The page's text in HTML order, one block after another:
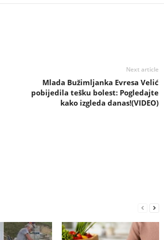
Next article
Mlada Bužimljanka Evresa Velić
pobijedila tešku bolest: Pogledajte
kako izgleda danas!(VIDEO)